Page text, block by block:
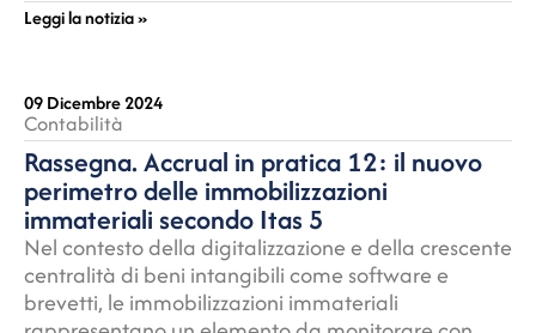
Leggi la notizia »
09 Dicembre 2024
Contabilità
Rassegna. Accrual in pratica 12: il nuovo
perimetro delle immobilizzazioni
immateriali secondo Itas 5
Nel contesto della digitalizzazione e della crescente
centralità di beni intangibili come software e
brevetti, le immobilizzazioni immateriali